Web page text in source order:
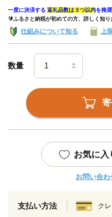
一度に決済する 返礼品数は３つ以内を推
🔰ふるさと納税が初めての方、詳しく知り
仕組みについて知る 上
数量
お気に入
お問い合わ
支払い方法 ク